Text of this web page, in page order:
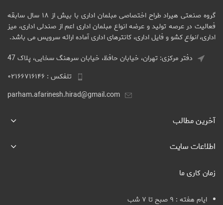
گروه صنعتی هیراد طراح اختصاصی مبلمان اداری با بیش از ۱۸ سال سابقه
فعالیت در عرصه تولید و عرضه انواع مبلمان اداری اعم از صندلی اداری، میز
اداری،انواعکشو و فایل اداری، کانترهای اداری آماده ارائه سرویس می باشد.
دفتر مرکزی: تهران، خیابان حافظ، خیابان سرهنگ سخایی، پلاک 47
تلفکس : ۰۲۱۶۶۷۱۶۱۴۶
parham.afarinesh.hirad@gmail.com
آخرین مطالب
اطلاعات سایت
زمان کاری ما
ایام هفته : ۹ صبح تا ۷ شب